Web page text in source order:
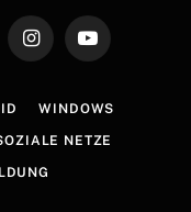
InstagramYouTube
WINDOWS
NETZE